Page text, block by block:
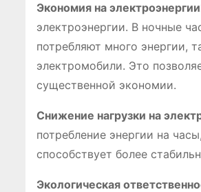
Экономия на
электроэнергии. В ночные
потребляют много энергии,
электромобили. Это
существенной экономии.
Снижение нагрузки на
потребление энергии на
способствует более
Экологическая